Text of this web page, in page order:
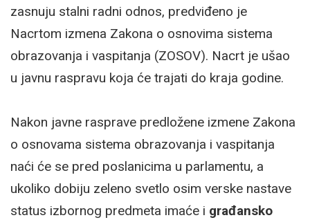
zasnuju stalni radni odnos, predviđeno je
Nacrtom izmena Zakona o osnovima sistema
obrazovanja i vaspitanja (ZOSOV). Nacrt je ušao
u javnu raspravu koja će trajati do kraja godine.
Nakon javne rasprave predložene izmene Zakona
o osnovama sistema obrazovanja i vaspitanja
naći će se pred poslanicima u parlamentu, a
ukoliko dobiju zeleno svetlo osim verske nastave
status izbornog predmeta imaće i građansko